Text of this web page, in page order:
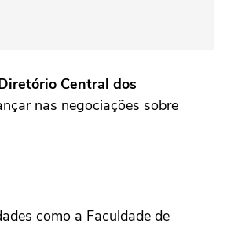
Central dos
nas negociações sobre
como a Faculdade de